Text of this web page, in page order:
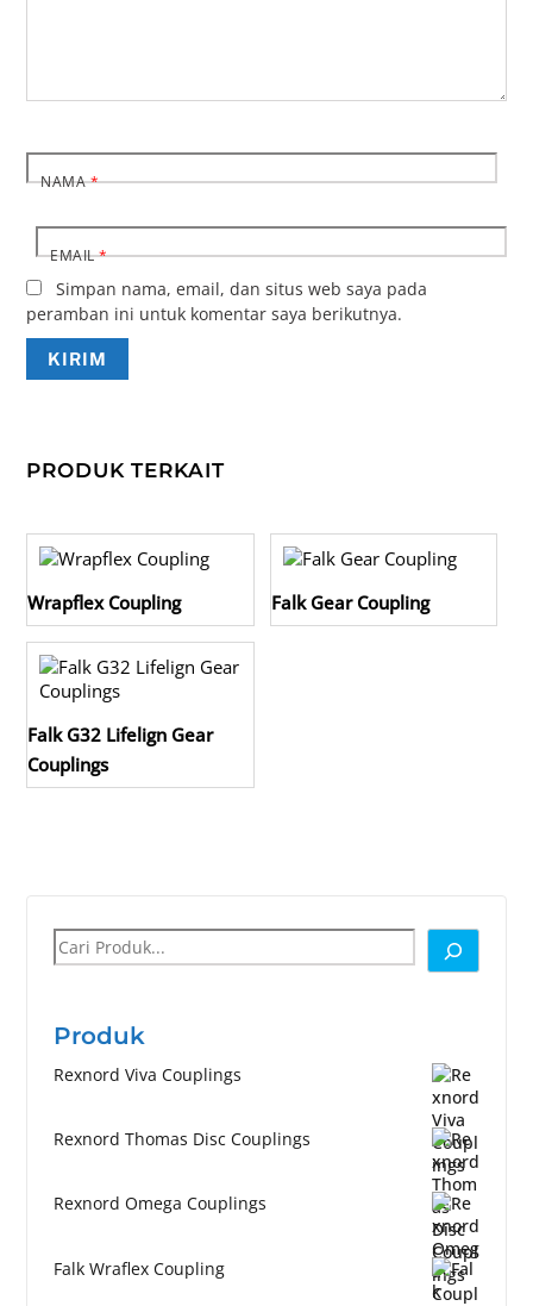
NAMA*
EMAIL*
Simpan nama, email, dan situs web saya pada
peramban ini untuk komentar saya berikutnya.
PRODUK TERKAIT
Wrapflex Coupling Falk Gear Coupling
Falk G32 Lifelign Gear
Couplings
Cari
Produk
Rexnord Viva Couplings
Rexnord Thomas Disc Couplings
Rexnord Omega Couplings
Falk Wraflex Coupling